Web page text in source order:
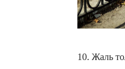
10. Жаль